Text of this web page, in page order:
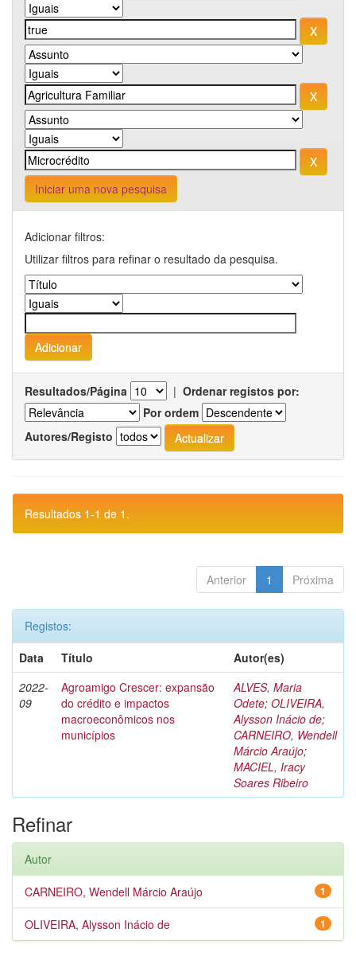
Iniciar uma nova pesquisa
Adicionar filtros:
Utilizar filtros para refinar o resultado da pesquisa.
Resultados/Página | Ordenar registos por:
Por ordem
Autores/Registo
Resultados 1-1 de 1.
Anterior 1 Próxima
Registos:
Data
Título
Autor(es)
2022-
09
Agroamigo Crescer: expansão
do crédito e impactos
macroeconômicos nos
municípios
ALVES, Maria
Odete; OLIVEIRA,
Alysson Inácio de;
CARNEIRO, Wendell
Márcio Araújo;
MACIEL, Iracy
Soares Ribeiro
Refinar
Autor
1
CARNEIRO, Wendell Márcio Araújo
1
OLIVEIRA, Alysson Inácio de